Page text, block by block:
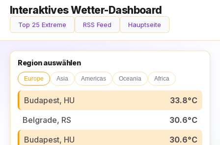
Interaktives Wetter-Dashboard
Top 25 Extreme RSS Feed Hauptseite
Region auswählen
Europe Asia Americas Oceania Africa
Budapest, HU
33.8°C
Belgrade, RS
30.6°C
Budapest, HU
30.6°C